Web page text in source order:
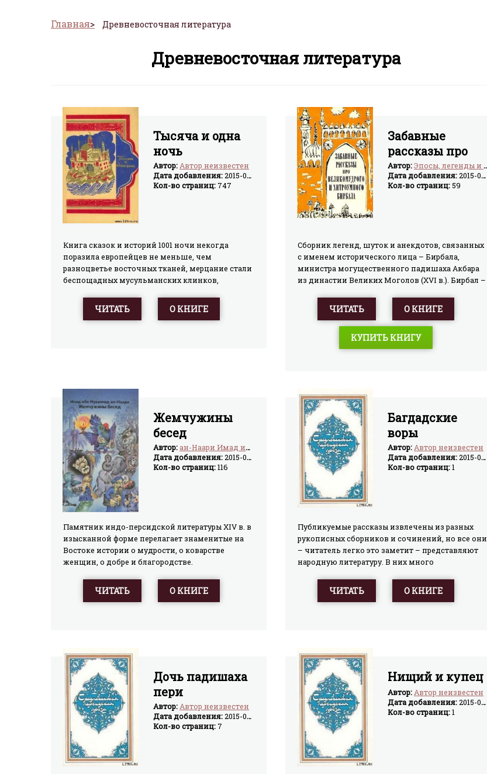
Главная Древневосточная литература
Древневосточная литература
Тысяча и одна
ночь
Автор: Автор неизвестен
Дата добавления:2015-03-16
Кол-во страниц: 747
Книга сказок и историй 1001 ночи некогда
поразила европейцев не меньше, чем
разноцветье восточных тканей, мерцание стали
беспощадных мусульманских клинков,
ЧИТАТЬ О КНИГЕ
Забавные
рассказы про
великомудрого
и хитроумного
Автор:Эпосы, легенды и сказания
Дата добавления:2015-03-16
Кол-во страниц: 59
Сборник легенд, шуток и анекдотов, связанных
с именем исторического лица – Бирбала,
министра могущественного падишаха Акбара
из династии Великих Моголов (XVI в.). Бирбал –
Мудрец, поэт, острослов, балагур, он –
правдолюбец, защитник бедных. Тонкий ум,
ловкость, находчивость помогают ему
противостоять козням и интригам завистников
– вельмож Акбара.
ЧИТАТЬ О КНИГЕ
КУПИТЬ КНИГУ
Жемчужины
бесед
Автор: ан-Наари Имад ибн Мухаммад
Дата добавления:2015-03-17
Кол-во страниц:116
Памятник индо-персидской литературы XIV в. в
изысканной форме перелагает знаменитые на
Востоке истории о мудрости, о коварстве
женщин, о добре и благородстве.
ЧИТАТЬ О КНИГЕ
Багдадские
воры
Автор: Автор неизвестен
Дата добавления:2015-04-02
Кол-во страниц:1
Публикуемые рассказы извлечены из разных
рукописных сборников и сочинений, но все они
– читатель легко это заметит – представляют
народную литературу. В них много
здравого смысла, фантазии и
наблюдательности. Множество различных тем,
разнообразная, широко отразившая жизнь
общества своего времени.
ЧИТАТЬ О КНИГЕ
Дочь падишаха
пери
Автор: Автор неизвестен
Дата добавления:2015-04-02
Кол-во страниц: 7
Нищий и купец
Автор: Автор неизвестен
Дата добавления:2015-04-02
Кол-во страниц:1